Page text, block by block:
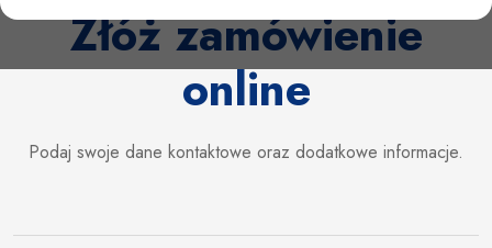
Złóż zamówienie
online
Podaj swoje dane kontaktowe oraz dodatkowe informacje.